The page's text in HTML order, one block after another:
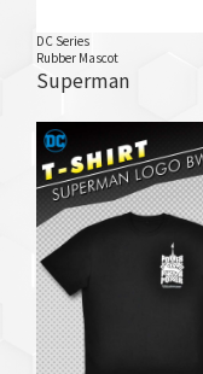
DC Series
Rubber Mascot
Superman